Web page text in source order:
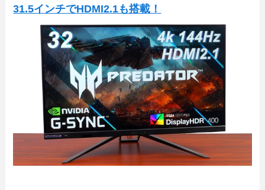
31.5インチでHDMI2.1も搭載！